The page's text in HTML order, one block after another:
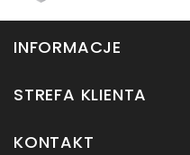
INFORMACJE
STREFA KLIENTA
KONTAKT